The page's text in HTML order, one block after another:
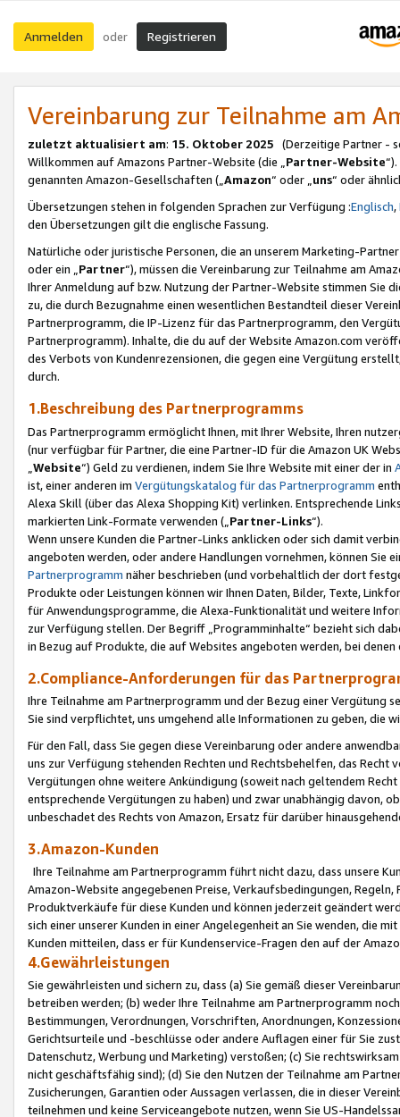
Anmelden oder Registrieren
Vereinbarung zur Teilnahme am
zuletzt aktualisiert am: 15. Oktober 2025 (Derzeitige Partner -
Willkommen auf Amazons Partner-Website (die „Partner-Website
genannten Amazon-Gesellschaften („Amazon“ oder „uns“ oder
Übersetzungen stehen in folgenden Sprachen zur Verfügung :Englisch,
den Übersetzungen gilt die englische Fassung.
Natürliche oder juristische Personen, die an unserem Marketing-
oder ein „Partner“), müssen die Vereinbarung zur Teilnahme am
Ihrer Anmeldung auf bzw. Nutzung der Partner-Website stimmen Sie
zu, die durch Bezugnahme einen wesentlichen Bestandteil dieser
Partnerprogramm, die IP-Lizenz für das Partnerprogramm, den
Partnerprogramm). Inhalte, die du auf der Website Amazon.com
des Verbots von Kundenrezensionen, die gegen eine Vergütung
durch.
1.Beschreibung des Partnerprogramms
Das Partnerprogramm ermöglicht Ihnen, mit Ihrer Website, Ihren
(nur verfügbar für Partner, die eine Partner-ID für die Amazon UK
Website“) Geld zu verdienen, indem Sie Ihre Website mit einer der in
ist, einer anderen im Vergütungskatalog für das Partnerprogramm
Alexa Skill (über das Alexa Shopping Kit) verlinken. Entsprechende
markierten Link-Formate verwenden („ Partner-Links“).
Wenn unsere Kunden die Partner-Links anklicken oder sich damit
angeboten werden, oder andere Handlungen vornehmen, können Sie
Partnerprogramm näher beschrieben (und vorbehaltlich der dort
Produkte oder Leistungen können wir Ihnen Daten, Bilder, Texte,
für Anwendungsprogramme, die Alexa-Funktionalität und weitere
zur Verfügung stellen. Der Begriff „Programminhalte“ bezieht sich
in Bezug auf Produkte, die auf Websites angeboten werden, bei
2.Compliance-Anforderungen für das
Ihre Teilnahme am Partnerprogramm und der Bezug einer Vergütung
Sie sind verpflichtet, uns umgehend alle Informationen zu geben, die
Für den Fall, dass Sie gegen diese Vereinbarung oder andere
uns zur Verfügung stehenden Rechten und Rechtsbehelfen, das
Vergütungen ohne weitere Ankündigung (soweit nach geltendem
entsprechende Vergütungen zu haben) und zwar unabhängig davon,
unbeschadet des Rechts von Amazon, Ersatz für darüber
3.Amazon-Kunden
Ihre Teilnahme am Partnerprogramm führt nicht dazu, dass unsere
Amazon-Website angegebenen Preise, Verkaufsbedingungen,
Produktverkäufe für diese Kunden und können jederzeit geändert
sich einer unserer Kunden in einer Angelegenheit an Sie wenden, die
Kunden mitteilen, dass er für Kundenservice-Fragen den auf der
4.Gewährleistungen
Sie gewährleisten und sichern zu, dass (a) Sie gemäß dieser
betreiben werden; (b) weder Ihre Teilnahme am Partnerprogramm
Bestimmungen, Verordnungen, Vorschriften, Anordnungen,
Gerichtsurteile und -beschlüsse oder andere Auflagen einer für Sie
Datenschutz, Werbung und Marketing) verstoßen; (c) Sie
nicht geschäftsfähig sind); (d) Sie den Nutzen der Teilnahme am
Zusicherungen, Garantien oder Aussagen verlassen, die in dieser
teilnehmen und keine Serviceangebote nutzen, wenn Sie US-